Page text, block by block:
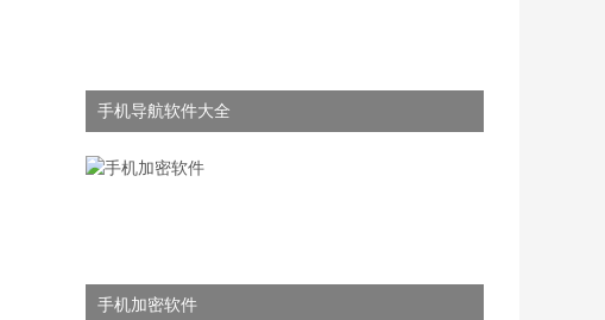
手机导航软件大全
手机加密软件